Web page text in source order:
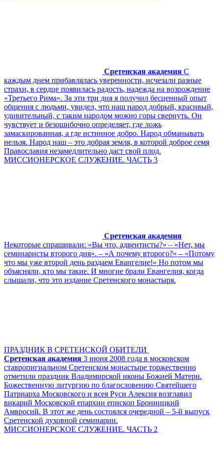
Сретенская академия С
каждым днем прибавлялась уверенности, исчезали разные
страхи, в сердце появилась радость, надежда на возрождение
«Третьего Рима». За эти три дня я получил бесценный опыт
общения с людьми, увидел, что наш народ добрый, красивый,
удивительный, с таким народом можно горы свернуть. Он
чувствует и безошибочно определяет, где ложь
замаскированная, а где истинное добро. Народ обманывать
нельзя. Народ наш – это добрая земля, в которой доброе семя
Православия незамедлительно даст свой плод.
МИССИОНЕРСКОЕ СЛУЖЕНИЕ. ЧАСТЬ 3
Сретенская академия
Некоторые спрашивали: «Вы что, адвентисты?» – «Нет, мы
семинаристы второго дня». – «А почему второго?» – «Потому
что мы уже второй день раздаем Евангелие!» Но потом мы
объясняли, кто мы такие. И многие брали Евангелия, когда
слышали, что это издание Сретенского монастыря.
ПРАЗДНИК В СРЕТЕНСКОЙ ОБИТЕЛИ
Сретенская академия 3 июня 2008 года в московском
ставропигиальном Сретенском монастыре торжественно
отметили праздник Владимирской иконы Божией Матери.
Божественную литургию по благословению Святейшего
Патриарха Московского и всея Руси Алексия возглавил
викарий Московской епархии епископ Бронницкий
Амвросий. В этот же день состоялся очередной – 5-й выпуск
Сретенской духовной семинарии.
МИССИОНЕРСКОЕ СЛУЖЕНИЕ. ЧАСТЬ 2